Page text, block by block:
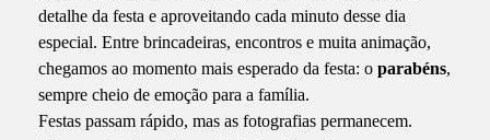
detalhe da festa e aproveitando cada minuto desse dia
especial. Entre brincadeiras, encontros e muita animação,
chegamos ao momento mais esperado da festa: o parabéns,
sempre cheio de emoção para a família.
Festas passam rápido, mas as fotografias permanecem.